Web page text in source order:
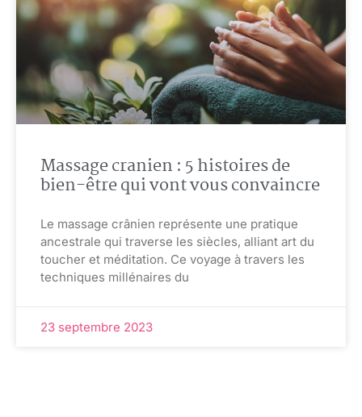
Massage cranien : 5 histoires de
bien-être qui vont vous convaincre
Le massage crânien représente une pratique
ancestrale qui traverse les siècles, alliant art du
toucher et méditation. Ce voyage à travers les
techniques millénaires du
23 septembre 2023